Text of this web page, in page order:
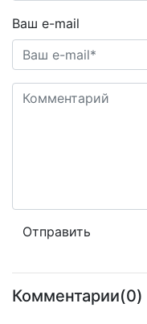
Ваш e-mail
Комментарии(0)